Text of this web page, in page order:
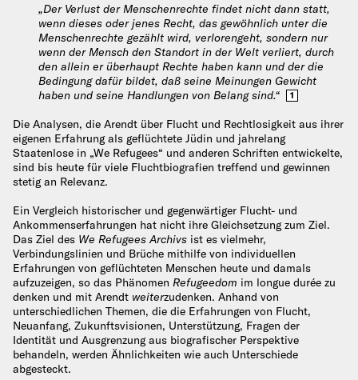
„Der Verlust der Menschenrechte findet nicht dann statt,
wenn dieses oder jenes Recht, das gewöhnlich unter die
Menschenrechte gezählt wird, verlorengeht, sondern nur
wenn der Mensch den Standort in der Welt verliert, durch
den allein er überhaupt Rechte haben kann und der die
Bedingung dafür bildet, daß seine Meinungen Gewicht
haben und seine Handlungen von Belang sind.“
1
Die Analysen, die Arendt über Flucht und Rechtlosigkeit aus ihrer
eigenen Erfahrung als geflüchtete Jüdin und jahrelang
Staatenlose in „We Refugees“ und anderen Schriften entwickelte,
sind bis heute für viele Fluchtbiografien treffend und gewinnen
stetig an Relevanz.
Ein Vergleich historischer und gegenwärtiger Flucht- und
Ankommenserfahrungen hat nicht ihre Gleichsetzung zum Ziel.
Das Ziel des We Refugees Archivs ist es vielmehr,
Verbindungslinien und Brüche mithilfe von individuellen
Erfahrungen von geflüchteten Menschen heute und damals
aufzuzeigen, so das Phänomen Refugeedom im longue durée zu
denken und mit Arendt weiterzudenken. Anhand von
unterschiedlichen Themen, die die Erfahrungen von Flucht,
Neuanfang, Zukunftsvisionen, Unterstützung, Fragen der
Identität und Ausgrenzung aus biografischer Perspektive
behandeln, werden Ähnlichkeiten wie auch Unterschiede
abgesteckt.